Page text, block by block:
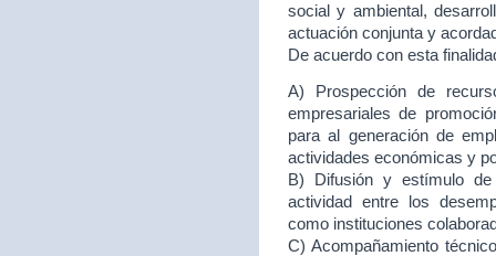
social y ambiental,
actuación conjunta y
De acuerdo con esta
A) Prospección de
empresariales de
para al generación de
actividades económicas y
B) Difusión y estímulo de
actividad entre los
como instituciones
C) Acompañamiento